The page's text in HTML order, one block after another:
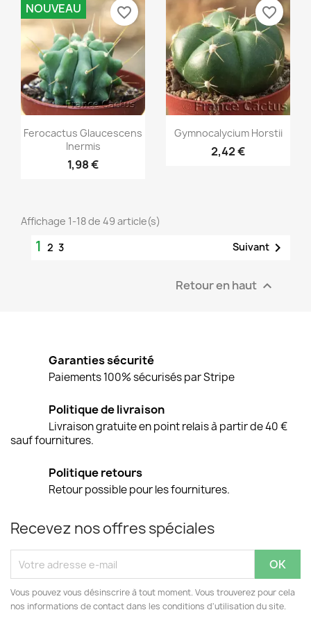
Aperçu rapide
Ferocactus Glaucescens
Inermis
1,98 €
NOUVEAU favorite_border
Aperçu rapide
Gymnocalycium Horstii
2,42 €
EXCLUSIVITÉ WEB !
favorite_border
Affichage 1-18 de 49 article(s)
1 2 3 Suivant 
Retour en haut 
Garanties sécurité
Paiements 100% sécurisés par Stripe
Politique de livraison
Livraison gratuite en point relais à partir de 40 €
sauf fournitures.
Politique retours
Retour possible pour les fournitures.
Recevez nos offres spéciales
Vous pouvez vous désinscrire à tout moment. Vous trouverez pour cela
nos informations de contact dans les conditions d'utilisation du site.